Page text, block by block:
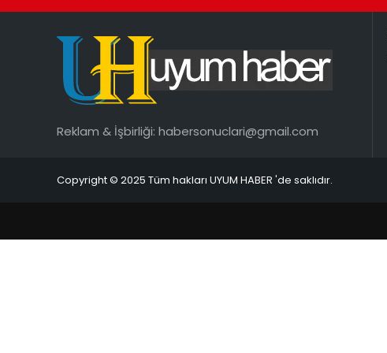
Reklam & İşbirliği: habersonuclari@gmail.com
Copyright © 2025 Tüm hakları UYUM HABER 'de saklıdır.